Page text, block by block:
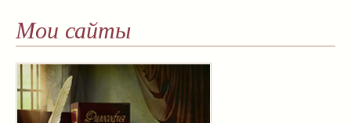
Мои сайты